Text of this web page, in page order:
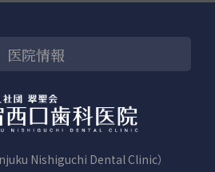
医院情報
Nishiguchi Dental Clinic）